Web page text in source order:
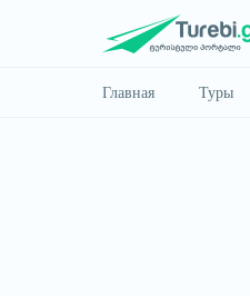
Главная Туры